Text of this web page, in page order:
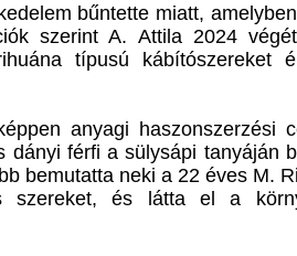
bűntette miatt,
szerint A. Attila 2024
típusú kábítószereket
anyagi haszonszerzési
dányi férfi a sülysápi tanyáján
bemutatta neki a 22 éves M.
szereket, és látta el a